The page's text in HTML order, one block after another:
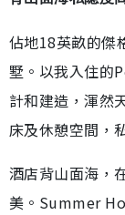
佔地18英畝的傑
墅。以我入住的
計和建造，渾然
床及休憩空間，
酒店背山面海，
美。Summer